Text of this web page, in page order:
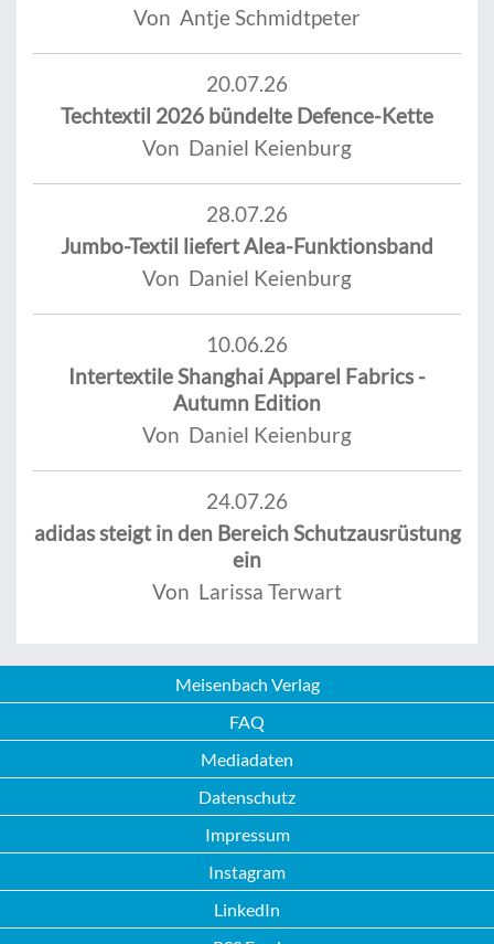
Von Antje Schmidtpeter
20.07.26
Techtextil 2026 bündelte Defence-Kette
Von Daniel Keienburg
28.07.26
Jumbo-Textil liefert Alea-Funktionsband
Von Daniel Keienburg
10.06.26
Intertextile Shanghai Apparel Fabrics -
Autumn Edition
Von Daniel Keienburg
24.07.26
adidas steigt in den Bereich Schutzausrüstung
ein
Von Larissa Terwart
Meisenbach Verlag
FAQ
Mediadaten
Datenschutz
Impressum
Instagram
LinkedIn